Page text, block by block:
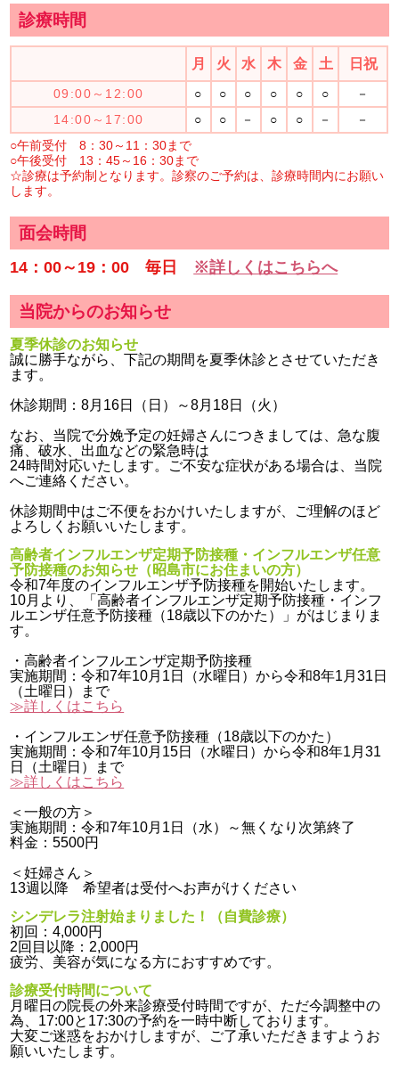
診療時間
月 火 水 木 金 土 日祝
09:00～12:00 ○ ○ ○ ○ ○ ○
－
14:00～17:00
○ ○ － ○ ○ －
－
○午前受付 8：30～11：30まで
○午後受付 13：45～16：30まで
☆診療は予約制となります。診察のご予約は、診療時間内にお願い
します。
面会時間
14：00～19：00 毎日 ※詳しくはこちらへ
当院からのお知らせ
夏季休診のお知らせ
誠に勝手ながら、下記の期間を夏季休診とさせていただき
ます。
休診期間：8月16日（日）～8月18日（火）
なお、当院で分娩予定の妊婦さんにつきましては、急な腹
痛、破水、出血などの緊急時は
24時間対応いたします。ご不安な症状がある場合は、当院
へご連絡ください。
休診期間中はご不便をおかけいたしますが、ご理解のほど
よろしくお願いいたします。
高齢者インフルエンザ定期予防接種・インフルエンザ任意
予防接種のお知らせ（昭島市にお住まいの方）
令和7年度のインフルエンザ予防接種を開始いたします。
10月より、「高齢者インフルエンザ定期予防接種・インフ
ルエンザ任意予防接種（18歳以下のかた）」がはじまりま
す。
・高齢者インフルエンザ定期予防接種
実施期間：令和7年10月1日（水曜日）から令和8年1月31日
（土曜日）まで
≫詳しくはこちら
・インフルエンザ任意予防接種（18歳以下のかた）
実施期間：令和7年10月15日（水曜日）から令和8年1月31
日（土曜日）まで
≫詳しくはこちら
＜一般の方＞
実施期間：令和7年10月1日（水）～無くなり次第終了
料金：5500円
＜妊婦さん＞
13週以降 希望者は受付へお声がけください
シンデレラ注射始まりました！（自費診療）
初回：4,000円
2回目以降：2,000円
疲労、美容が気になる方におすすめです。
診療受付時間について
月曜日の院長の外来診療受付時間ですが、ただ今調整中の
為、17:00と17:30の予約を一時中断しております。
大変ご迷惑をおかけしますが、ご了承いただきますようお
願いいたします。